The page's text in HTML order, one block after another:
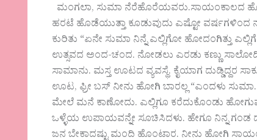
ಮಂಗಲಾ, ಸುಮಾ ನೆರೆಹೊರೆಯವರು.ಸಾಯಂಕಾಲದ
ಹರಟೆ ಹೊಡೆಯುತ್ತಾ ಕೂಡುವುದು ಎಷ್ಟೋ
ಕುರಿತು “ಏನೇ ಸುಮಾ ನಿನ್ನೆ ಎಲ್ಲಿಗೋ ಹೋದಂಗಿತ್ತು
ಉತ್ಸವದ ಅಂದ-ಚಂದ. ನೋಡಲು ಎರಡು ಕಣ್ಣು
ಸಾಮಾನು. ಮಸ್ತ ಊಟದ ವ್ಯವಸ್ಥೆ. ಕೈಯಾಗ ದುಡ್ಡಿದ್ದರ
ಊಟ, ಫ್ರೀ ಬಸ್ ನೀನು ಹೋಗಿ ಬಾರಲ್ಲ “ಎಂದಳು ಸುಮಾ.
ಮೇಲೆ ಮನೆ ಕಾಣೋದು. ಎಲ್ಲಿಗೂ ಕರೆದುಕೊಂಡು
ಒಳ್ಳೆಯ ಉಪಾಯವನ್ನೇ ಸೂಚಿಸಿದಳು. ಹೇಗೂ ನಿನ್ನ
ಜನ ಬೇಕಾದಷ್ಟು ಮಂದಿ ಹೊಂಟಾರ. ನೀನು ಹೋಗಿ